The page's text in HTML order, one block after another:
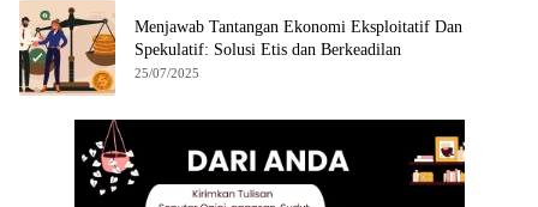
Menjawab Tantangan Ekonomi Eksploitatif Dan
Spekulatif: Solusi Etis dan Berkeadilan
25/07/2025